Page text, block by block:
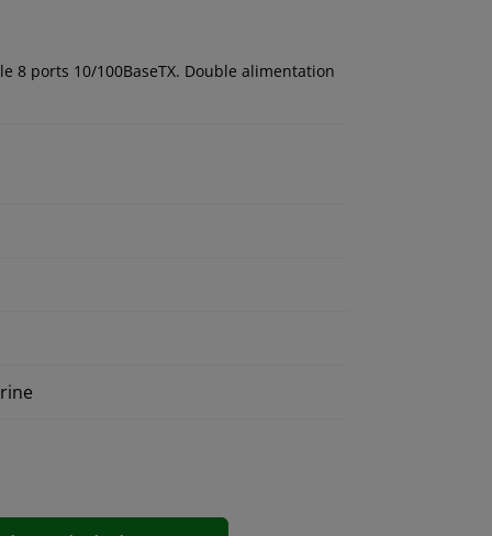
8 ports 10/100BaseTX. Double alimentation